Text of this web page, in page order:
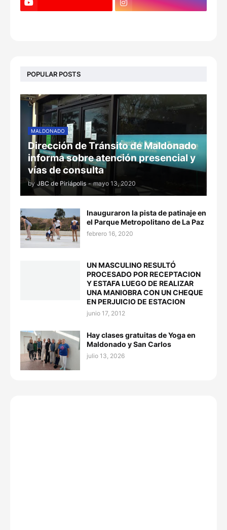
POPULAR POSTS
MALDONADO
Dirección de Tránsito de Maldonado
informa sobre atención presencial y
vías de consulta
by JBC de Piriápolis - mayo 13, 2020
Inauguraron la pista de patinaje en
el Parque Metropolitano de La Paz
febrero 16, 2020
UN MASCULINO RESULTÓ
PROCESADO POR RECEPTACION
Y ESTAFA LUEGO DE REALIZAR
UNA MANIOBRA CON UN CHEQUE
EN PERJUICIO DE ESTACION
junio 17, 2012
Hay clases gratuitas de Yoga en
Maldonado y San Carlos
julio 13, 2026